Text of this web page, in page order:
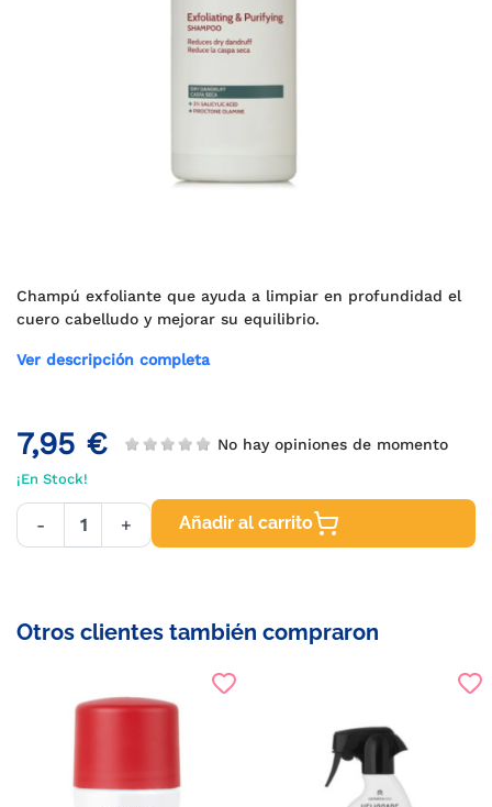
Champú exfoliante que ayuda a limpiar en profundidad el
cuero cabelludo y mejorar su equilibrio.
Ver descripción completa
7,95 € No hay opiniones de momento
¡En Stock!
- + Añadir al carrito
Otros clientes también compraron